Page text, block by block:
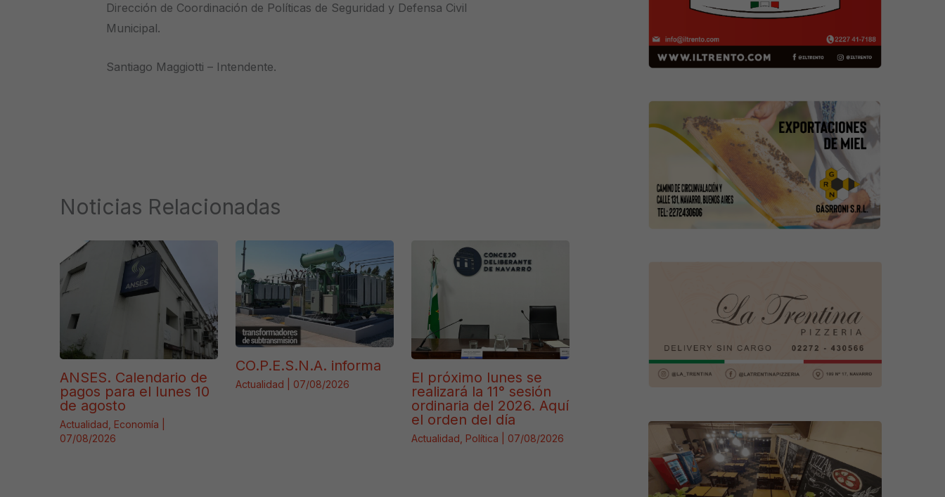
Dirección de Coordinación de Políticas de Seguridad y Defensa Civil
Municipal.
Santiago Maggiotti – Intendente.
Noticias Relacionadas
ANSES. Calendario de
pagos para el lunes 10
de agosto
Actualidad Economía
07/08/2026
CO.P.E.S.N.A. informa
Actualidad 07/08/2026
El próximo lunes se
realizará la 11° sesión
ordinaria del 2026. Aquí
el orden del día
Actualidad Política 07/08/2026